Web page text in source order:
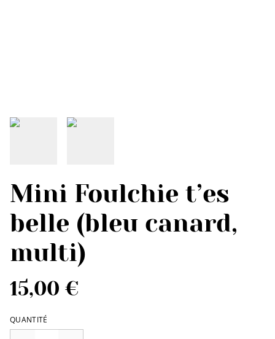
Mini Foulchie t’es
belle (bleu canard,
multi)
15,00 €
QUANTITÉ